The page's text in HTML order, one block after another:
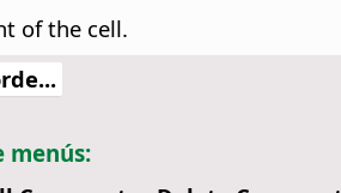
of the cell.
menús: